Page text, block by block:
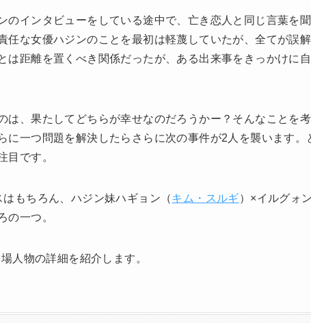
のインタビューをしている途中で、亡き恋人と同じ言葉を
任な女優ハジンのことを最初は軽蔑していたが、全てが誤
は距離を置くべき関係だったが、ある出来事をきっかけに
は、果たしてどちらが幸せなのだろうかー？そんなことを
に一つ問題を解決したらさらに次の事件が2人を襲います。
目です。
もちろん、ハジン妹ハギョン（キム・スルギ）×イルグォ
の一つ。
人物の詳細を紹介します。